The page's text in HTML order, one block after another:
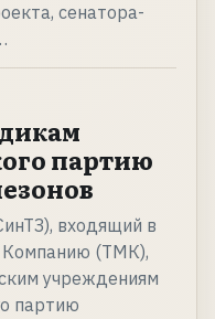
сенатора-
партию
входящий в
Компанию (ТМК),
учреждениям
партию